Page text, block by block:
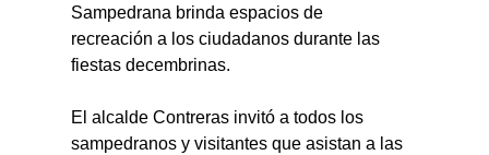
Sampedrana brinda espacios de
recreación a los ciudadanos durante las
fiestas decembrinas.
El alcalde Contreras invitó a todos los
sampedranos y visitantes que asistan a las